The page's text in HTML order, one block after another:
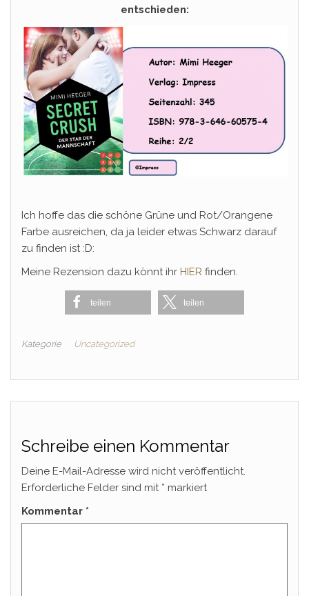
entschieden:
Ich hoffe das die schöne Grüne und Rot/Orangene
Farbe ausreichen, da ja leider etwas Schwarz darauf
zu finden ist :D:
Meine Rezension dazu könnt ihr HIER finden.
teilen teilen
Kategorie Uncategorized
Schreibe einen Kommentar
Deine E-Mail-Adresse wird nicht veröffentlicht.
Erforderliche Felder sind mit * markiert
Kommentar *